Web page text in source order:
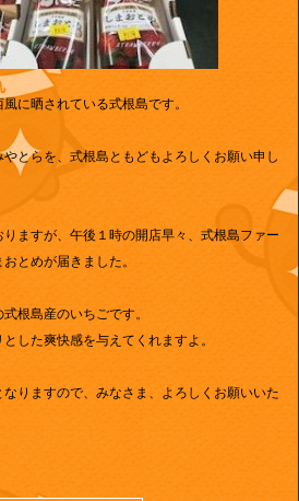
に晒されている式根島です。
とらを、式根島ともどもよろしくお願い申し
ますが、午後１時の開店早々、式根島ファー
とめが届きました。
根島産のいちごです。
した爽快感を与えてくれますよ。
りますので、みなさま、よろしくお願いいた